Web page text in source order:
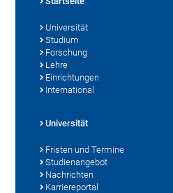
Universität
Studium
Forschung
Lehre
Einrichtungen
International
Universität
Fristen und Termine
Studienangebot
Nachrichten
Karriereportal